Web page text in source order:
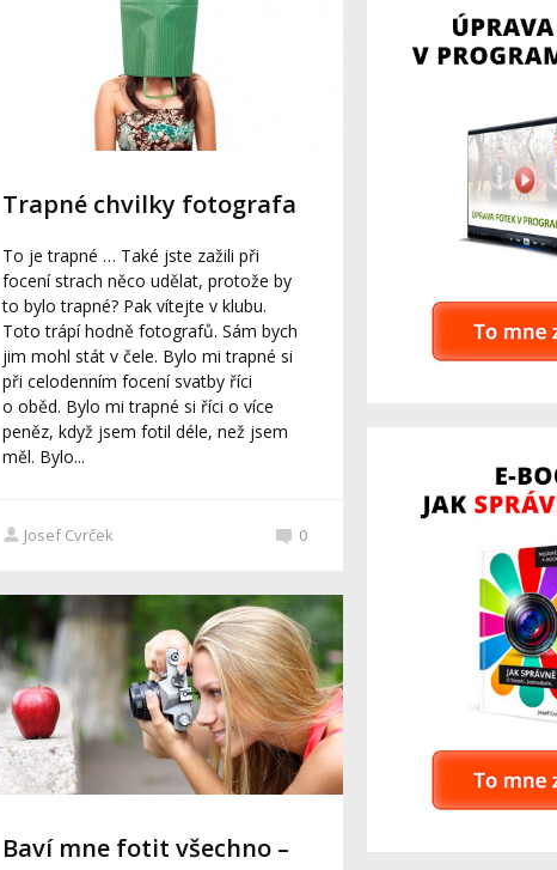
Trapné chvilky fotografa
To je trapné … Také jste zažili při
focení strach něco udělat, protože by
to bylo trapné? Pak vítejte v klubu.
Toto trápí hodně fotografů. Sám bych
jim mohl stát v čele. Bylo mi trapné si
při celodenním focení svatby říci
o oběd. Bylo mi trapné si říci o více
peněz, když jsem fotil déle, než jsem
měl. Bylo...
Josef Cvrček 0
Baví mne fotit všechno –